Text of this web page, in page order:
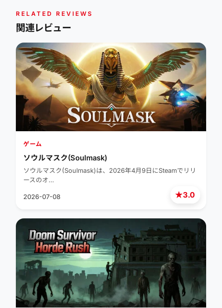
RELATED REVIEWS
関連レビュー
★3.0
ゲーム
ソウルマスク(Soulmask)
ソウルマスク(Soulmask)は、2026年4月9日にSteamでリリ
ースのオ…
2026-07-08